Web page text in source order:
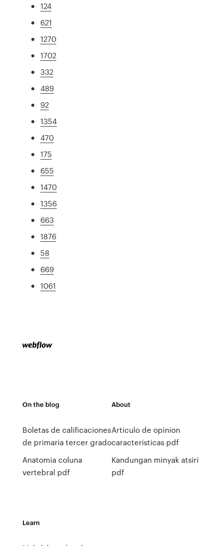
124
621
1270
1702
332
489
92
1354
470
175
655
1470
1356
663
1876
58
669
1061
On the blog
Boletas de calificaciones
de primaria tercer grado
Anatomia coluna
vertebral pdf
About
Articulo de opinion
caracteristicas pdf
Kandungan minyak atsiri
pdf
Learn